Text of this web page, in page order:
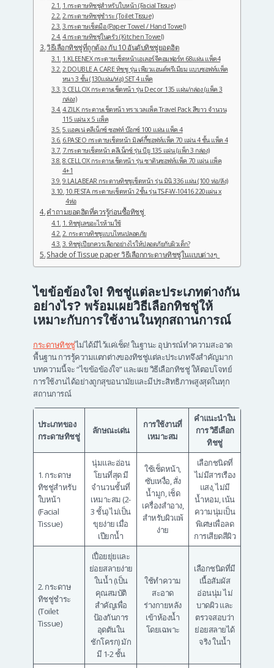
1.กระดาษทิชชู่สำหรับใบหน้า (Facial Tissue)
2.กระดาษทิชชู่ชำระ (Toilet Tissue)
3.กระดาษเช็ดมือ (Paper Towel / Hand Towel)
4.กระดาษทิชชู่ในครัว (Kitchen Towel)
วิธีเลือกทิชชู่ที่ถูกต้อง กับ 10 อันดับทิชชู่ยอดฮิต
1.KLEENEX กระดาษเช็ดหน้าเอเลอร์จีคอมฟอร์ท 68แผ่น แพ็ค4
2.DOUBLE A CARE ทิชชู รุ่น เพียวแอนด์พรีเมียม แบบซอฟท์แพ็ค
หนา 3 ชั้น (130แผ่น/ห่อ) SET 4 แพ็ค
3.CELLOX กระดาษเช็ดหน้า รุ่น Decor 135 แผ่น/กล่อง (แพ็ค 3
กล่อง)
4.ZILK กระดาษเช็ดหน้า ทราเวลแพ็ค Travel Pack สีขาว จำนวน
115 แผ่น x 5 แพ็ค
5.แอคเน่ คลีเน็กซ์ ซอฟท์ บ๊อกซ์ 100 แผ่น แพ็ค 4
6.PASEO กระดาษเช็ดหน้า มิลค์กี้ซอฟท์แพ็ค 70 แผ่น 4 ชั้น แพ็ค 4
7.กระดาษเช็ดหน้า คลีเน็กซ์ รุ่น บียู 135 แผ่น (แพ็ก 3 กล่อง)
8.CELLOX กระดาษเช็ดหน้า รุ่น ซาตินซอฟท์แพ็ค 70 แผ่น แพ็ค
4+1
9.LALABEAR กระดาษทิชชูเช็ดหน้า รุ่น มินิ 336 แผ่น (100 ห่อ/ลัง)
10.FESTA กระดาษเช็ดหน้า 2ชั้น รุ่น TS-F-W-10416 220แผ่น x
4ห่อ
คำถามยอดฮิตที่ควรรู้ก่อนซื้อทิชชู่
1. ทิชชู่เลขอะไรห้ามใช้
2. กระดาษทิชชูแบบไหนปลอดภัย
3. ทิชชู่เปียกควรเลือกอย่างไรให้ปลอดภัยกับผิวเด็ก?
Shade of Tissue paper วิธีเลือกกระดาษทิชชู่ในแบบต่างๆ
ไขข้อข้องใจ! ทิชชู่แต่ละประเภทต่างกัน
อย่างไร? พร้อมเผยวิธีเลือกทิชชู่ให้
เหมาะกับการใช้งานในทุกสถานการณ์
กระดาษทิชชู่ไม่ได้มีไว้แค่เช็ด! ในฐานะ อุปกรณ์ทำความสะอาด
พื้นฐาน การรู้ความแตกต่างของทิชชู่แต่ละประเภทจึงสำคัญมาก
บทความนี้จะ “ไขข้อข้องใจ” และเผย วิธีเลือกทิชชู่ ให้ตอบโจทย์
การใช้งานได้อย่างถูกสุขอนามัยและมีประสิทธิภาพสูงสุดในทุก
สถานการณ์
ประเภทของ
กระดาษทิชชู่
ลักษณะเด่น
การใช้งานที่
เหมาะสม
คำแนะนำใน
การ วิธีเลือก
ทิชชู่
1. กระดาษ
ทิชชู่สำหรับ
ใบหน้า
(Facial
Tissue)
นุ่มและอ่อน
โยนที่สุด มี
จำนวนชั้นที่
เหมาะสม (2-
3 ชั้น) ไม่เป็น
ขุยง่าย เมื่อ
เปียกน้ำ
ใช้เช็ดหน้า,
ซับเหงื่อ, สั่ง
น้ำมูก, เช็ด
เครื่องสำอาง,
สำหรับผิวแพ้
ง่าย
เลือกชนิดที่
ไม่มีสารเรือง
แสง, ไม่มี
น้ำหอม, เน้น
ความนุ่มเป็น
พิเศษเพื่อลด
การเสียดสีผิว
2. กระดาษ
ทิชชู่ชำระ
(Toilet
Tissue)
เปื่อยยุ่ยและ
ย่อยสลายง่าย
ในน้ำ (เป็น
คุณสมบัติ
สำคัญเพื่อ
ป้องกันการ
อุดตันใน
ชักโครก) มัก
มี 1-2 ชั้น
ใช้ทำความ
สะอาด
ร่างกายหลัง
เข้าห้องน้ำ
โดยเฉพาะ
เลือกชนิดที่มี
เนื้อสัมผัส
อ่อนนุ่ม ไม่
บาดผิว และ
ตรวจสอบว่า
ย่อยสลายได้
จริง ในน้ำ